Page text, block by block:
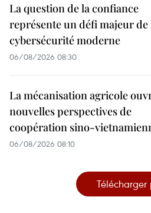
La question de la confiance
représente un défi majeur de
cybersécurité moderne
06/08/2026 08:30
La mécanisation agricole
nouvelles perspectives de
coopération sino-
06/08/2026 08:10
Télécharger